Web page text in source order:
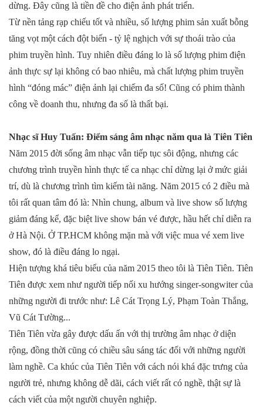
dừng. Đây cũng là tiền đề cho điện ảnh phát triển.
Từ nền tảng rạp chiếu tốt và nhiều, số lượng phim sản xuất bỗng
tăng vọt một cách đột biến - tỷ lệ nghịch với sự thoái trào của
phim truyền hình. Tuy nhiên điều đáng lo là số lượng phim điện
ảnh thực sự lại không có bao nhiêu, mà chất lượng phim truyền
hình “đóng mác” điện ảnh lại chiếm đa số! Cũng có phim thành
công về doanh thu, nhưng đa số là thất bại.
Nhạc sĩ Huy Tuấn: Điểm sáng âm nhạc năm qua là Tiên Tiên
Năm 2015 đời sống âm nhạc vẫn tiếp tục sôi động, nhưng các
chương trình truyền hình thực tế ca nhạc chỉ dừng lại ở mức giải
trí, dù là chương trình tìm kiếm tài năng. Năm 2015 có 2 điều mà
tôi rất quan tâm đó là: Nhìn chung, album và live show số lượng
giảm đáng kể, đặc biệt live show bán vé được, hầu hết chỉ diễn ra
ở Hà Nội. Ở TP.HCM không mặn mà với việc mua vé xem live
show, đó là điều đáng lo ngại.
Hiện tượng khá tiêu biểu của năm 2015 theo tôi là Tiên Tiên. Tiên
Tiên được xem như người tiếp nối xu hướng singer-songwiter của
những người đi trước như: Lê Cát Trọng Lý, Phạm Toàn Thắng,
Vũ Cát Tường...
Tiên Tiên vừa gây được dấu ấn với thị trường âm nhạc ở diện
rộng, đồng thời cũng có chiều sâu sáng tác đối với những người
làm nghề. Ca khúc của Tiên Tiên với cách nói khá đặc trưng của
người trẻ, nhưng không dễ dãi, cách viết rất có nghề, thật sự là
cách viết của một người chuyên nghiệp.